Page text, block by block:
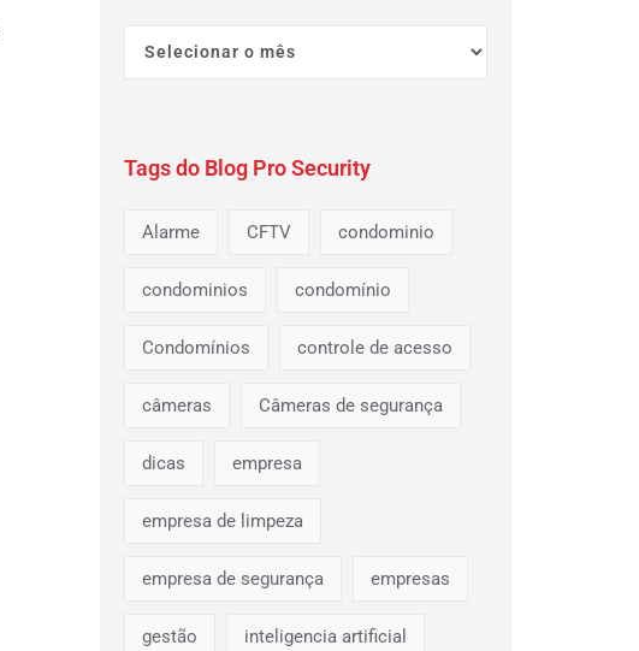
Tags do Blog Pro Security
Alarme CFTV condominio
condominios condomínio
Condomínios controle de acesso
câmeras Câmeras de segurança
dicas empresa
empresa de limpeza
empresa de segurança empresas
gestão inteligencia artificial